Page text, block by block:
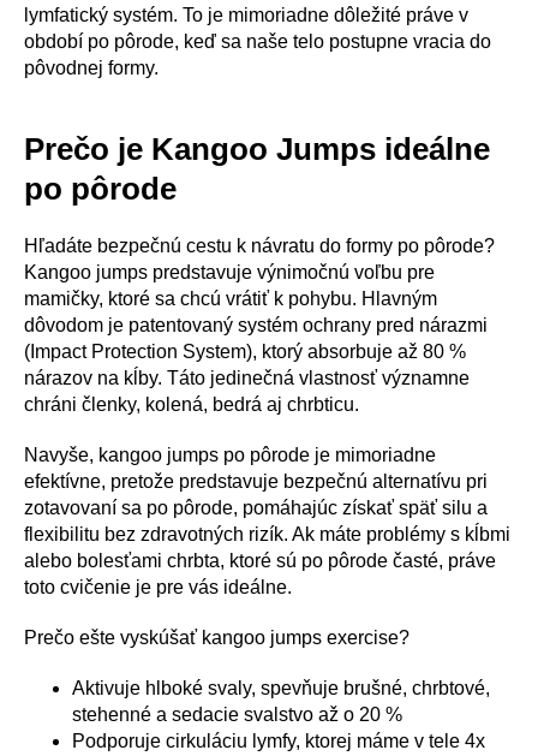
lymfatický systém. To je mimoriadne dôležité práve v
období po pôrode, keď sa naše telo postupne vracia do
pôvodnej formy.
Prečo je Kangoo Jumps ideálne
po pôrode
Hľadáte bezpečnú cestu k návratu do formy po pôrode?
Kangoo jumps predstavuje výnimočnú voľbu pre
mamičky, ktoré sa chcú vrátiť k pohybu. Hlavným
dôvodom je patentovaný systém ochrany pred nárazmi
(Impact Protection System), ktorý absorbuje až 80 %
nárazov na kĺby. Táto jedinečná vlastnosť významne
chráni členky, kolená, bedrá aj chrbticu.
Navyše, kangoo jumps po pôrode je mimoriadne
efektívne, pretože predstavuje bezpečnú alternatívu pri
zotavovaní sa po pôrode, pomáhajúc získať späť silu a
flexibilitu bez zdravotných rizík. Ak máte problémy s kĺbmi
alebo bolesťami chrbta, ktoré sú po pôrode časté, práve
toto cvičenie je pre vás ideálne.
Prečo ešte vyskúšať kangoo jumps exercise?
Aktivuje hlboké svaly, spevňuje brušné, chrbtové,
stehenné a sedacie svalstvo až o 20 %
Podporuje cirkuláciu lymfy, ktorej máme v tele 4x